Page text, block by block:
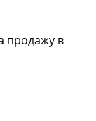
продажу в